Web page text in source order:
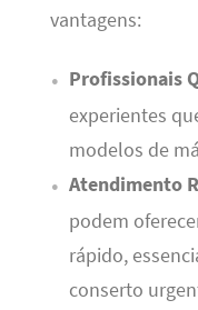
vantagens:
Profissionais
experientes
modelos de
Atendimento
podem
rápido,
conserto